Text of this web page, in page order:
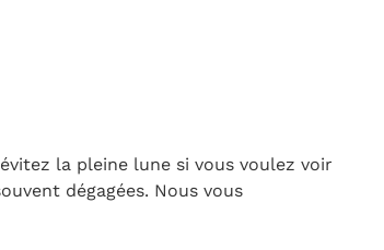
la pleine lune si vous voulez voir
dégagées. Nous vous